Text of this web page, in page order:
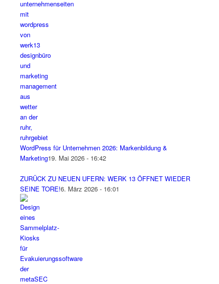
WordPress für Unternehmen 2026: Markenbildung &
Marketing19. Mai 2026 - 16:42
ZURÜCK ZU NEUEN UFERN: WERK 13 ÖFFNET WIEDER
SEINE TORE!6. März 2026 - 16:01